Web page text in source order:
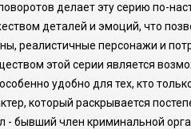
делает эту серию по-
деталей и эмоций, что
реалистичные персонажи и
этой серии является
удобно для тех, кто
который раскрывается
- бывший член криминальной